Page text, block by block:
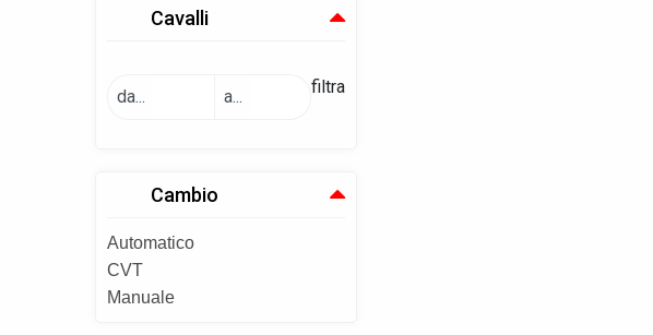
Cavalli
da... a... filtra
Cambio
Automatico
CVT
Manuale